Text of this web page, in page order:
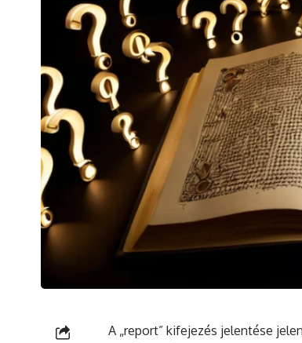
A „report” kifejezés jelentése